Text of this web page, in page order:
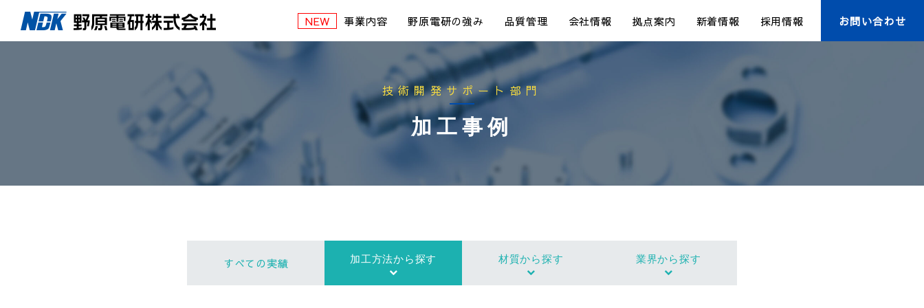
事業内容 野原電研の強み 品質管理 会社情報 拠点案内 新着情報 採用情報 お問い合わせ
技術開発サポート部門
加工事例
すべての実績 加工方法から探す 材質から探す 業界から探す